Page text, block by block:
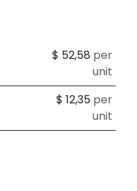
$ 52,58 per
unit
$12,35 per
unit